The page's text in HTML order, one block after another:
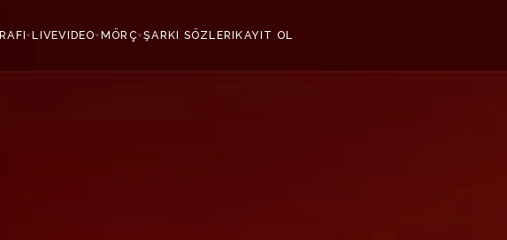
›LIVEVIDEO›MÖRÇ›ŞARKI SÖZLERIKAYIT OL